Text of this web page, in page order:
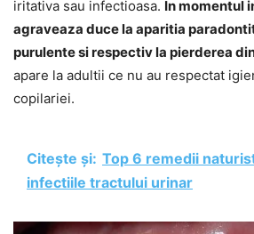
iritativa sau infectioasa. In momentul
agraveaza duce la aparitia
purulente si respectiv la pierderea
apare la adultii ce nu au respectat
copilariei.
Citește și: Top 6 remedii
infectiile tractului urinar